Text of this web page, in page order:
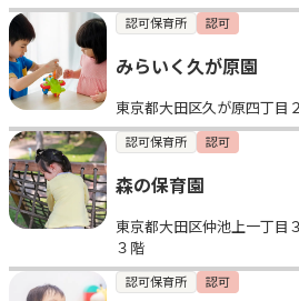
認可保育所 認可
みらいく久が原園
東京都大田区久が原四丁目
認可保育所 認可
森の保育園
東京都大田区仲池上一丁目
３階
認可保育所 認可